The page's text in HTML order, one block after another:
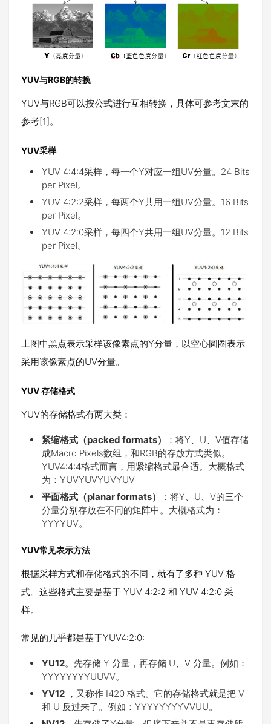
YUV与RGB的转换
YUV与RGB可以按公式进行互相转换，具体可参考文末的
参考[1]。
YUV采样
YUV 4:4:4采样，每一个Y对应一组UV分量。24 Bits
per Pixel。
YUV 4:2:2采样，每两个Y共用一组UV分量。16 Bits
per Pixel。
YUV 4:2:0采样，每四个Y共用一组UV分量。12 Bits
per Pixel。
上图中黑点表示采样该像素点的Y分量，以空心圆圈表示
采用该像素点的UV分量。
YUV 存储格式
YUV的存储格式有两大类：
紧缩格式（packed formats）
：将Y、U、V值存储
成Macro Pixels数组，和RGB的存放方式类似。
YUV4:4:4格式而言，用紧缩格式最合适。大概格式
为：YUVYUVYUVYUV
平面格式（planar formats）
：将Y、U、V的三个
分量分别存放在不同的矩阵中。大概格式为：
YYYYUV。
YUV常见表示方法
根据采样方式和存储格式的不同，就有了多种 YUV 格
式。这些格式主要是基于 YUV 4:2:2 和 YUV 4:2:0 采
样。
常见的几乎都是基于YUV4:2:0:
YU12。先存储 Y 分量，再存储 U、V 分量。例如：
YYYYYYYYUUVV。
YV12 ，又称作 I420 格式。它的存储格式就是把 V
和 U 反过来了。例如：YYYYYYYYVVUU。